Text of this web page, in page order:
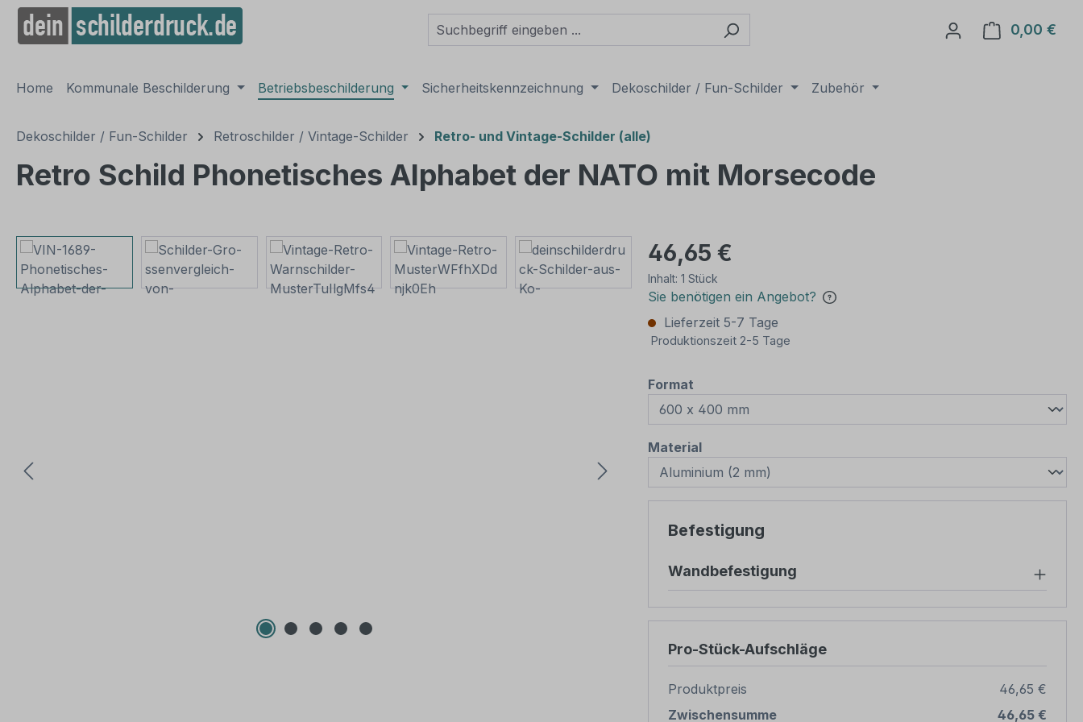
Zur Hauptnavigation springen
0,00 €
Home Kommunale Beschilderung Betriebsbeschilderung Sicherheitskennzeichnung Dekoschilder / Fun-Schilder Zubehör
Dekoschilder / Fun-Schilder Retroschilder / Vintage-Schilder Retro- und Vintage-Schilder (alle)
Retro Schild Phonetisches Alphabet der NATO mit Morsecode
Bildergalerie überspringen 46,65 €
Inhalt: 1 Stück
Sie benötigen ein Angebot?
Lieferzeit 5-7 Tage
Produktionszeit 2-5 Tage
Format
Materialauswählen
Befestigung
Wandbefestigung
Pro-Stück-Aufschläge
Produktpreis
46,65 €
Zwischensumme
46,65 €